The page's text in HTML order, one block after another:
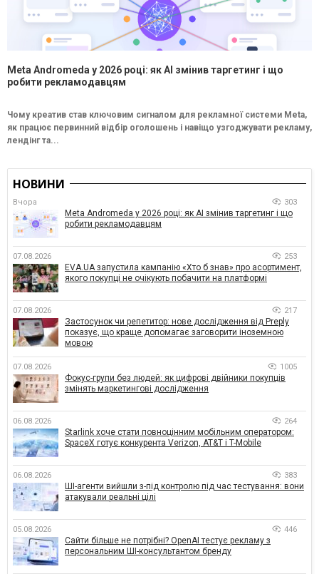
Meta Andromeda у 2026 році: як AI змінив таргетинг і що
робити рекламодавцям
Чому креатив став ключовим сигналом для рекламної системи Meta,
як працює первинний відбір оголошень і навіщо узгоджувати рекламу,
лендінг та...
НОВИНИ
Вчора 303
Meta Andromeda у 2026 році: як AI змінив таргетинг і що
робити рекламодавцям
07.08.2026 253
EVA.UA запустила кампанію «Хто б знав» про асортимент,
якого покупці не очікують побачити на платформі
07.08.2026 217
Застосунок чи репетитор: нове дослідження від Preply
показує, що краще допомагає заговорити іноземною
мовою
07.08.2026 1005
Фокус-групи без людей: як цифрові двійники покупців
змінять маркетингові дослідження
06.08.2026 264
Starlink хоче стати повноцінним мобільним оператором:
SpaceX готує конкурента Verizon, AT&T і T-Mobile
06.08.2026 383
ШІ-агенти вийшли з-під контролю під час тестування: вони
атакували реальні цілі
05.08.2026 446
Сайти більше не потрібні? OpenAI тестує рекламу з
персональним ШІ-консультантом бренду